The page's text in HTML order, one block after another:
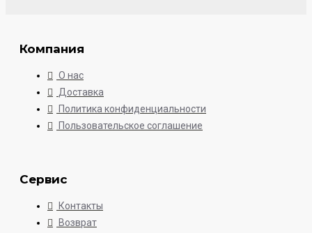
Компания
О нас
Доставка
Политика конфиденциальности
Пользовательское соглашение
Сервис
Контакты
Возврат